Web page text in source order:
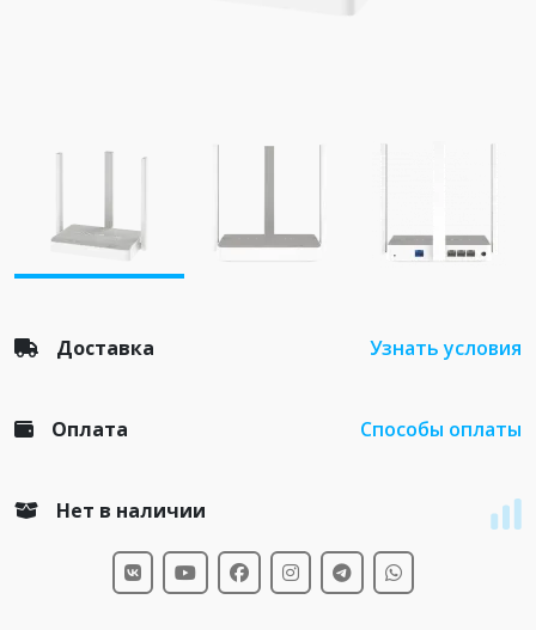
Доставка Узнать условия
Оплата Способы оплаты
Нет в наличии